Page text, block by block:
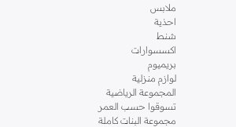
ملابس
احذية
شنط
اكسسوارات
بريميوم
لوازم منزلية
المجموعة الرياضية
تسوقوا حسب العمر
مجموعة البنات كاملة